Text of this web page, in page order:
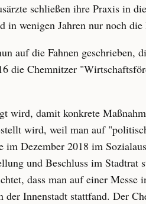
schließen ihre Praxis in
wenigen Jahren nur noch
auf die Fahnen geschrieben,
die Chemnitzer
wird, damit konkrete
wird, weil man auf
Dezember 2018 im
und Beschluss im Stadtrat
dass man auf einer Messe
Innenstadt stattfand. Der